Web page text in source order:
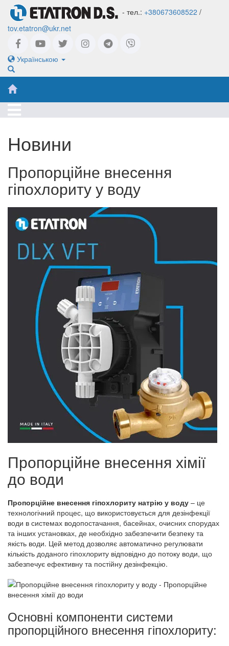
- тел.: +380673608522 /
tov.etatron@ukr.net
Українською
Новини
Пропорційне внесення
гіпохлориту у воду
Пропорційне внесення хімії
до води
Пропорційне внесення гіпохлориту натрію у воду – це
технологічний процес, що використовується для дезінфекції
води в системах водопостачання, басейнах, очисних спорудах
та інших установках, де необхідно забезпечити безпеку та
якість води. Цей метод дозволяє автоматично регулювати
кількість доданого гіпохлориту відповідно до потоку води, що
забезпечує ефективну та постійну дезінфекцію.
Основні компоненти системи
пропорційного внесення гіпохлориту: